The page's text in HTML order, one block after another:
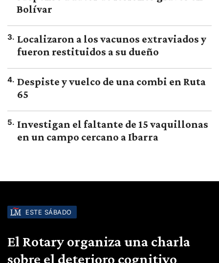
Bolívar
3. Localizaron a los vacunos extraviados y
fueron restituidos a su dueño
4. Despiste y vuelco de una combi en Ruta
65
5. Investigan el faltante de 15 vaquillonas
en un campo cercano a Ibarra
ESTE SÁBADO
El Rotary organiza una charla
sobre el deterioro cognitivo